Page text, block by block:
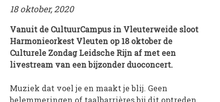
Klarinettenensemble Brandhout
PROJECTEN
Muziek is de Basis!
Zomerorkest Vleuten
Moet je Hoor’n!
18 oktober, 2020
Vanuit de CultuurCampus in Vleuterweide sloot
Harmonieorkest Vleuten op 18 oktober de
Culturele Zondag Leidsche Rijn af met een
livestream van een bijzonder duoconcert.
Muziek dat voel je en maakt je blij. Geen
belemmeringen of taalbarrières bij dit optreden